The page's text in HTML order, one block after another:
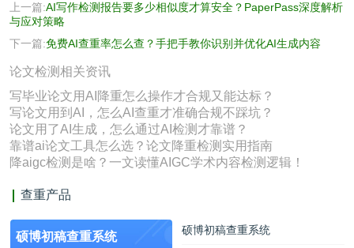
上一篇:AI写作检测报告要多少相似度才算安全？PaperPass深度解析
与应对策略
下一篇:免费AI查重率怎么查？手把手教你识别并优化AI生成内容
论文检测相关资讯
写毕业论文用AI降重怎么操作才合规又能达标？
写论文用到AI，怎么AI查重才准确合规不踩坑？
论文用了AI生成，怎么通过AI检测才靠谱？
靠谱ai论文工具怎么选？论文降重检测实用指南
降aigc检测是啥？一文读懂AIGC学术内容检测逻辑！
查重产品
硕博初稿查重系统 硕博初稿查重系统